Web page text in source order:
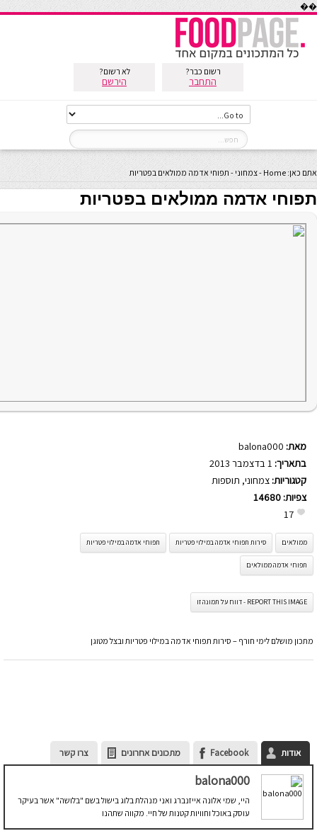
��
רשום כבר?
התחבר
לא רשום?
הירשם
אתם כאן: Home
-צמחוני - תפוחי אדמה ממולאים בפטריות
תפוחי אדמה ממולאים בפטריות
מאת: balona000
בתאריך:
קטגוריות: צמחוני, תוספות
צפיות: 14680
17
ממולאים סירות תפוחי אדמה במילוי פטריות תפוחי אדמה במילוי פטריות
תפוחי אדמה ממולאים
REPORT THIS IMAGE - דווח על תמונה זו
מתכון מושלם לימי חורף – סירות תפוחי אדמה במילוי פטריות ובצל מטוגן
אודות Facebook מתכונים אחרונים צרו קשר
balona000
היי, שמי אלונה אייזנברג ואני מנהלת בלוג בישול בשם "בלושה" אשר בעיקר
עוסק באוכל וחוויות קטנות של חיי. מקווה שתהנו